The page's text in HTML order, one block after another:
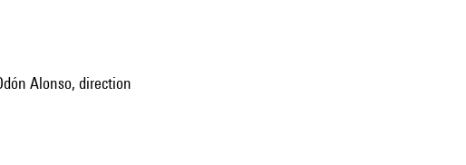
Alonso, direction